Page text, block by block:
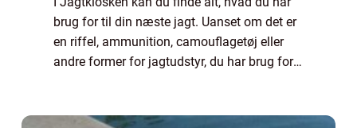
brug for til din næste jagt. Uanset om det er
en riffel, ammunition, camouflagetøj eller
andre former for jagtudstyr, du har brug for